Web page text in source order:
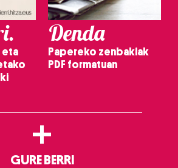
eta
Denda
Papereko zenbakiak
PDF formatuan
+
GURE BERRI